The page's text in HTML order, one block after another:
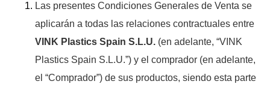
Las presentes Condiciones Generales de Venta se
aplicarán a todas las relaciones contractuales entre
VINK Plastics Spain S.L.U. (en adelante, “VINK
Plastics Spain S.L.U.”) y el comprador (en adelante,
el “Comprador”) de sus productos, siendo esta parte